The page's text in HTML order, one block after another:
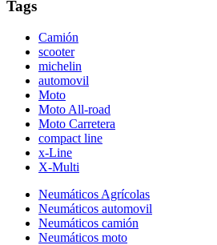
Tags
Camión
scooter
michelin
automovil
Moto
Moto All-road
Moto Carretera
compact line
x-Line
X-Multi
Neumáticos Agrícolas
Neumáticos automovil
Neumáticos camión
Neumáticos moto